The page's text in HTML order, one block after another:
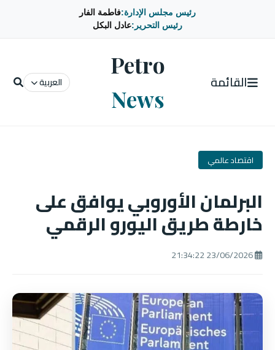
رئيس مجلس الإدارة:فاطمة الفار
رئيس التحرير:عادل البكل
القائمة
Petro
News
العربية
اقتصاد عالمي
البرلمان الأوروبي يوافق على
خارطة طريق اليورو الرقمي